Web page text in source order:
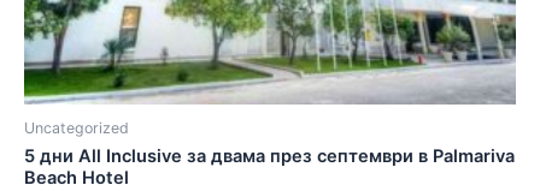
Uncategorized
5 дни All Inclusive за двама през септември в Palmariva
Beach Hotel